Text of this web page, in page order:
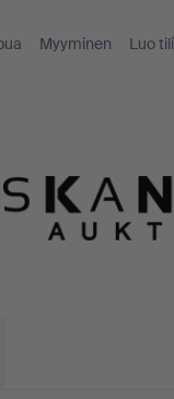
Myyminen Luo tili